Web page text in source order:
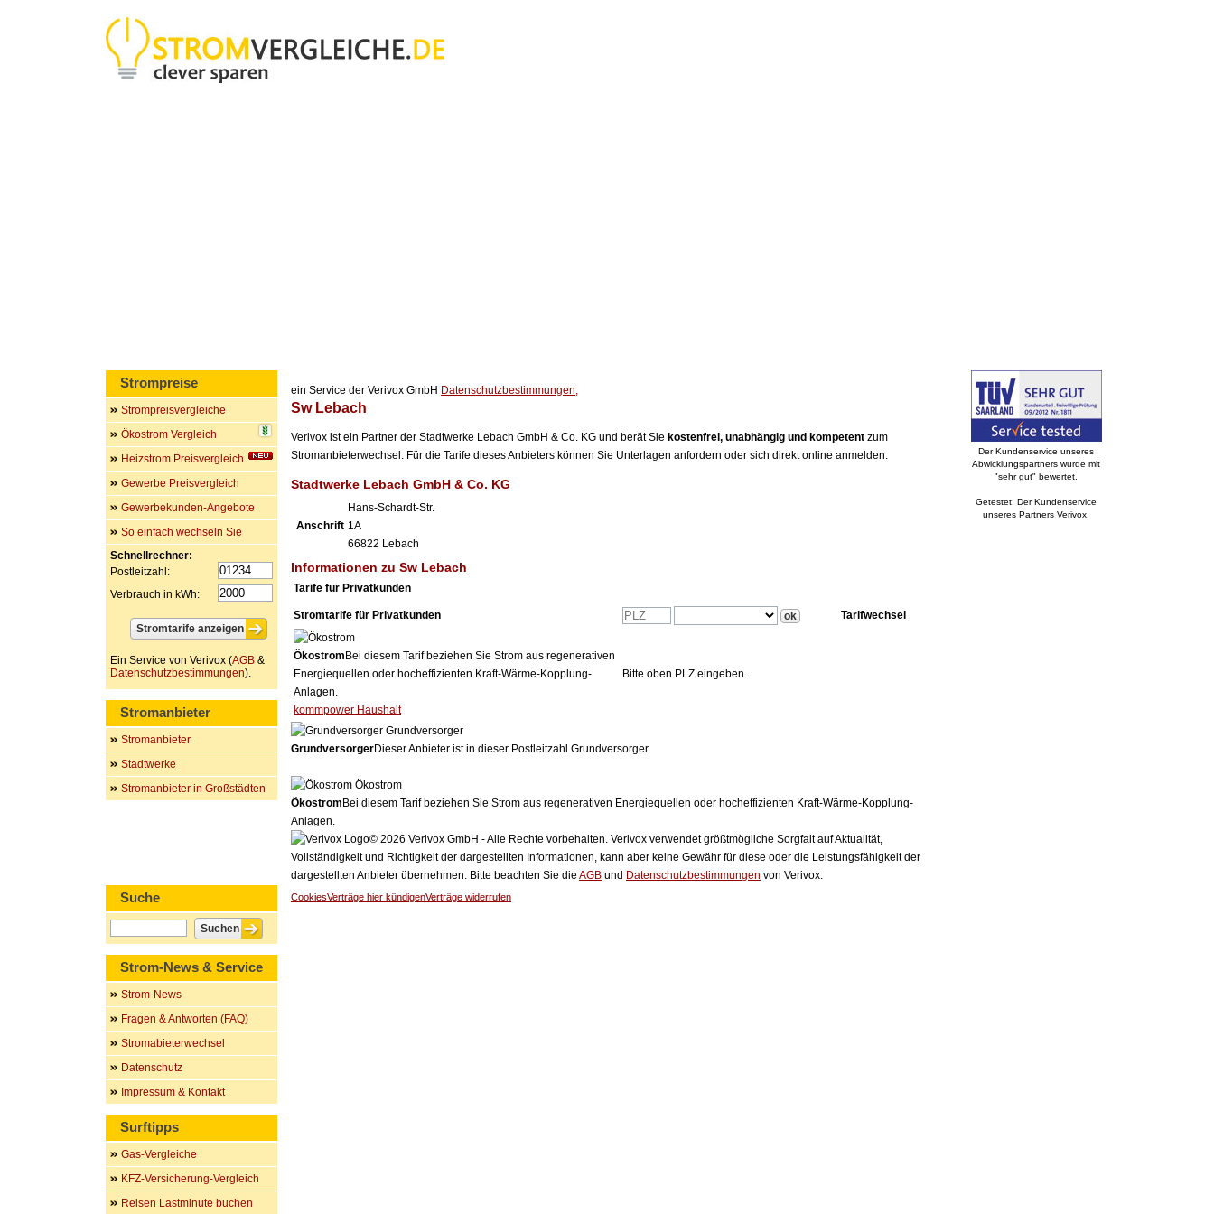
ein Service der Verivox GmbH Datenschutzbestimmungen;
Sw Lebach
Verivox ist ein Partner der Stadtwerke Lebach GmbH & Co. KG und berät Sie kostenfrei, unabhängig und kompetent zum
Stromanbieterwechsel. Für die Tarife dieses Anbieters können Sie Unterlagen anfordern oder sich direkt online anmelden.
Stadtwerke Lebach GmbH & Co. KG
Anschrift
Hans-Schardt-Str.
1A
66822 Lebach
Informationen zu Sw Lebach
Tarife für Privatkunden
Stromtarife für Privatkunden Tarifwechsel
Ökostrom Bei diesem Tarif beziehen Sie Strom aus regenerativen
Energiequellen oder hocheffizienten Kraft-Wärme-Kopplung-
Anlagen.
kommpower Haushalt
Bitte oben PLZ eingeben.
Grundversorger
GrundversorgerDieser Anbieter ist in dieser Postleitzahl Grundversorger.
Ökostrom
Ökostrom Bei diesem Tarif beziehen Sie Strom aus regenerativen Energiequellen oder hocheffizienten Kraft-Wärme-Kopplung-
Anlagen.
© 2026 Verivox GmbH - Alle Rechte vorbehalten. Verivox verwendet größtmögliche Sorgfalt auf Aktualität,
Vollständigkeit und Richtigkeit der dargestellten Informationen, kann aber keine Gewähr für diese oder die Leistungsfähigkeit der
dargestellten Anbieter übernehmen. Bitte beachten Sie die AGB und Datenschutzbestimmungen von Verivox.
CookiesVerträge hier kündigenVerträge widerrufen
Strompreise
Strompreisvergleiche
Ökostrom Vergleich
Heizstrom Preisvergleich
Gewerbe Preisvergleich
Gewerbekunden-Angebote
So einfach wechseln Sie
Schnellrechner:
Postleitzahl:
Verbrauch in kWh:
Ein Service von Verivox (AGB &
Datenschutzbestimmungen).
Stromanbieter
Stromanbieter
Stadtwerke
Stromanbieter in Großstädten
Suche
Strom-News & Service
Strom-News
Fragen & Antworten (FAQ)
Stromabieterwechsel
Datenschutz
Impressum & Kontakt
Surftipps
Gas-Vergleiche
KFZ-Versicherung-Vergleich
Reisen Lastminute buchen
Der Kundenservice unseres
Abwicklungspartners wurde mit
"sehr gut" bewertet.
Getestet: Der Kundenservice
unseres Partners Verivox.